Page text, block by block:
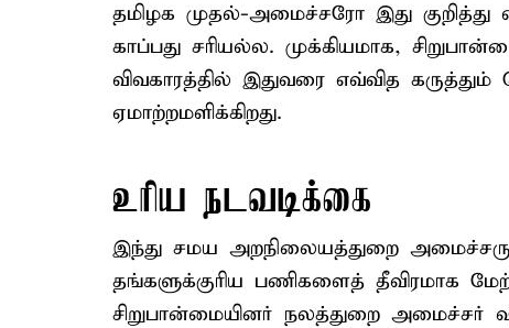
தமிழக முதல்-அமைச்சரோ இது குறித்து
காப்பது சரியல்ல. முக்கியமாக,
விவகாரத்தில் இதுவரை எவ்வித
ஏமாற்றமளிக்கிறது.
உரிய நடவடிக்கை
இந்து சமய அறநிலையத்துறை
தங்களுக்குரிய பணிகளைத் தீவிரமாக
சிறுபான்மையினர் நலத்துறை அமைச்சர்